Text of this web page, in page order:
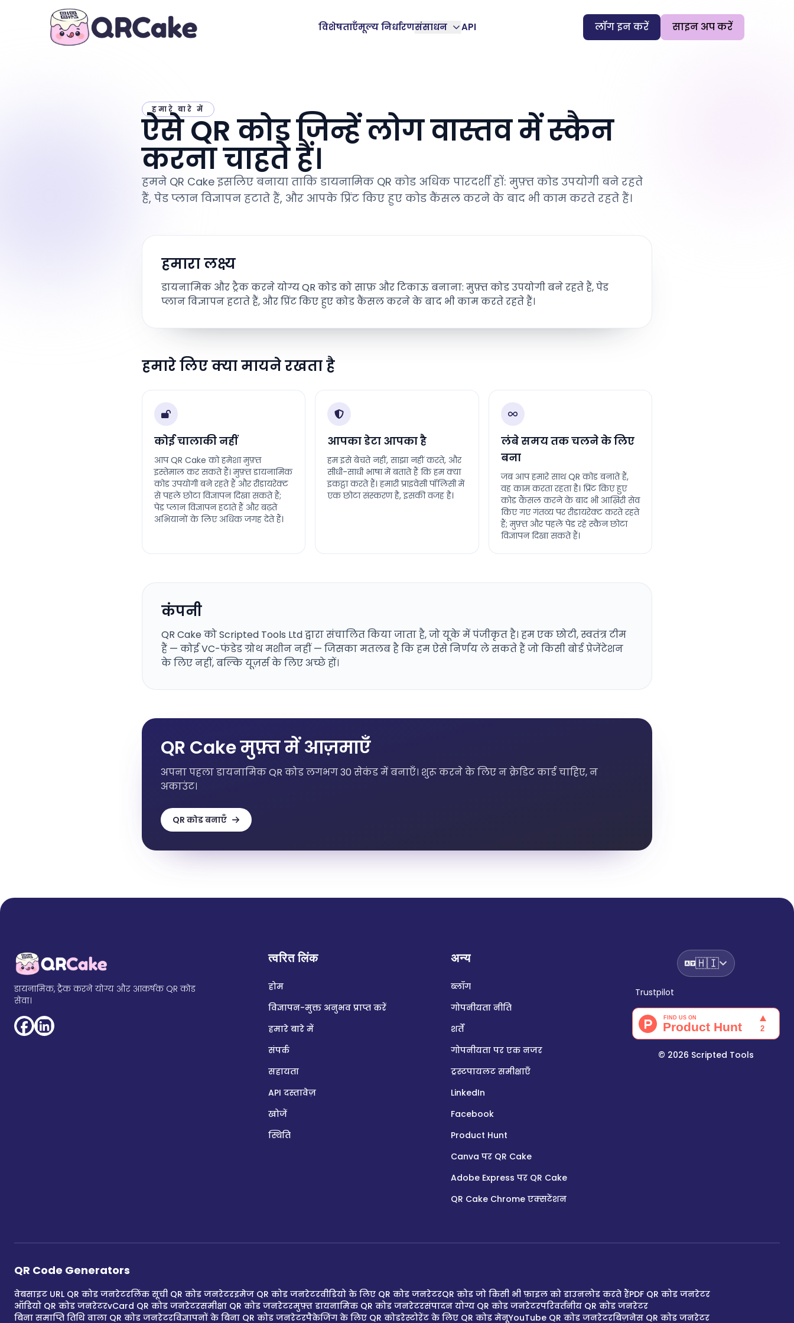
विशेषताएँमूल्य निर्धारणसंसाधन API लॉग इन करें साइन अप करें
हमारे बारे में
ऐसे QR कोड जिन्हें लोग वास्तव में स्कैन
करना चाहते हैं।
हमने QR Cake इसलिए बनाया ताकि डायनामिक QR कोड अधिक पारदर्शी हों: मुफ़्त कोड उपयोगी बने रहते
हैं, पेड प्लान विज्ञापन हटाते हैं, और आपके प्रिंट किए हुए कोड कैंसल करने के बाद भी काम करते रहते हैं।
हमारा लक्ष्य
डायनामिक और ट्रैक करने योग्य QR कोड को साफ़ और टिकाऊ बनाना: मुफ़्त कोड उपयोगी बने रहते हैं, पेड
प्लान विज्ञापन हटाते हैं, और प्रिंट किए हुए कोड कैंसल करने के बाद भी काम करते रहते हैं।
हमारे लिए क्या मायने रखता है
कोई चालाकी नहीं
आप QR Cake को हमेशा मुफ़्त
इस्तेमाल कर सकते हैं। मुफ़्त डायनामिक
कोड उपयोगी बने रहते हैं और रीडायरेक्ट
से पहले छोटा विज्ञापन दिखा सकते हैं;
पेड प्लान विज्ञापन हटाते हैं और बढ़ते
अभियानों के लिए अधिक जगह देते हैं।
आपका डेटा आपका है
हम इसे बेचते नहीं, साझा नहीं करते, और
सीधी-साधी भाषा में बताते हैं कि हम क्या
इकट्ठा करते हैं। हमारी प्राइवेसी पॉलिसी में
एक छोटा संस्करण है, इसकी वजह है।
लंबे समय तक चलने के लिए
बना
जब आप हमारे साथ QR कोड बनाते हैं,
वह काम करता रहता है। प्रिंट किए हुए
कोड कैंसल करने के बाद भी आख़िरी सेव
किए गए गंतव्य पर रीडायरेक्ट करते रहते
हैं; मुफ़्त और पहले पेड रहे स्कैन छोटा
विज्ञापन दिखा सकते हैं।
कंपनी
QR Cake को Scripted Tools Ltd द्वारा संचालित किया जाता है, जो यूके में पंजीकृत है। हम एक छोटी, स्वतंत्र टीम
हैं — कोई VC-फंडेड ग्रोथ मशीन नहीं — जिसका मतलब है कि हम ऐसे निर्णय ले सकते हैं जो किसी बोर्ड प्रेजेंटेशन
के लिए नहीं, बल्कि यूज़र्स के लिए अच्छे हों।
QR Cake मुफ़्त में आज़माएँ
अपना पहला डायनामिक QR कोड लगभग 30 सेकंड में बनाएँ। शुरू करने के लिए न क्रेडिट कार्ड चाहिए, न
अकाउंट।
QR कोड बनाएँ
डायनामिक, ट्रैक करने योग्य और आकर्षक QR कोड
सेवा।
त्वरित लिंक
होम
विज्ञापन-मुक्त अनुभव प्राप्त करें
हमारे बारे में
संपर्क
सहायता
API दस्तावेज़
खोजें
स्थिति
अन्य
ब्लॉग
गोपनीयता नीति
शर्तें
गोपनीयता पर एक नजर
ट्रस्टपायलट समीक्षाएँ
LinkedIn
Facebook
Product Hunt
Canva पर QR Cake
Adobe Express पर QR Cake
QR Cake Chrome एक्सटेंशन
🇭🇮
Trustpilot
© 2026 Scripted Tools
QR Code Generators
वेबसाइट URL QR कोड जनरेटरलिंक सूची QR कोड जनरेटरइमेज QR कोड जनरेटरवीडियो के लिए QR कोड जनरेटरQR कोड जो किसी भी फ़ाइल को डाउनलोड करते हैंPDF QR कोड जनरेटर
ऑडियो QR कोड जनरेटरvCard QR कोड जनरेटरसमीक्षा QR कोड जनरेटरमुफ़्त डायनामिक QR कोड जनरेटरसंपादन योग्य QR कोड जनरेटरपरिवर्तनीय QR कोड जनरेटर
बिना समाप्ति तिथि वाला QR कोड जनरेटरविज्ञापनों के बिना QR कोड जनरेटरपैकेजिंग के लिए QR कोडरेस्टोरेंट के लिए QR कोड मेनूYouTube QR कोड जनरेटरबिज़नेस QR कोड जनरेटर